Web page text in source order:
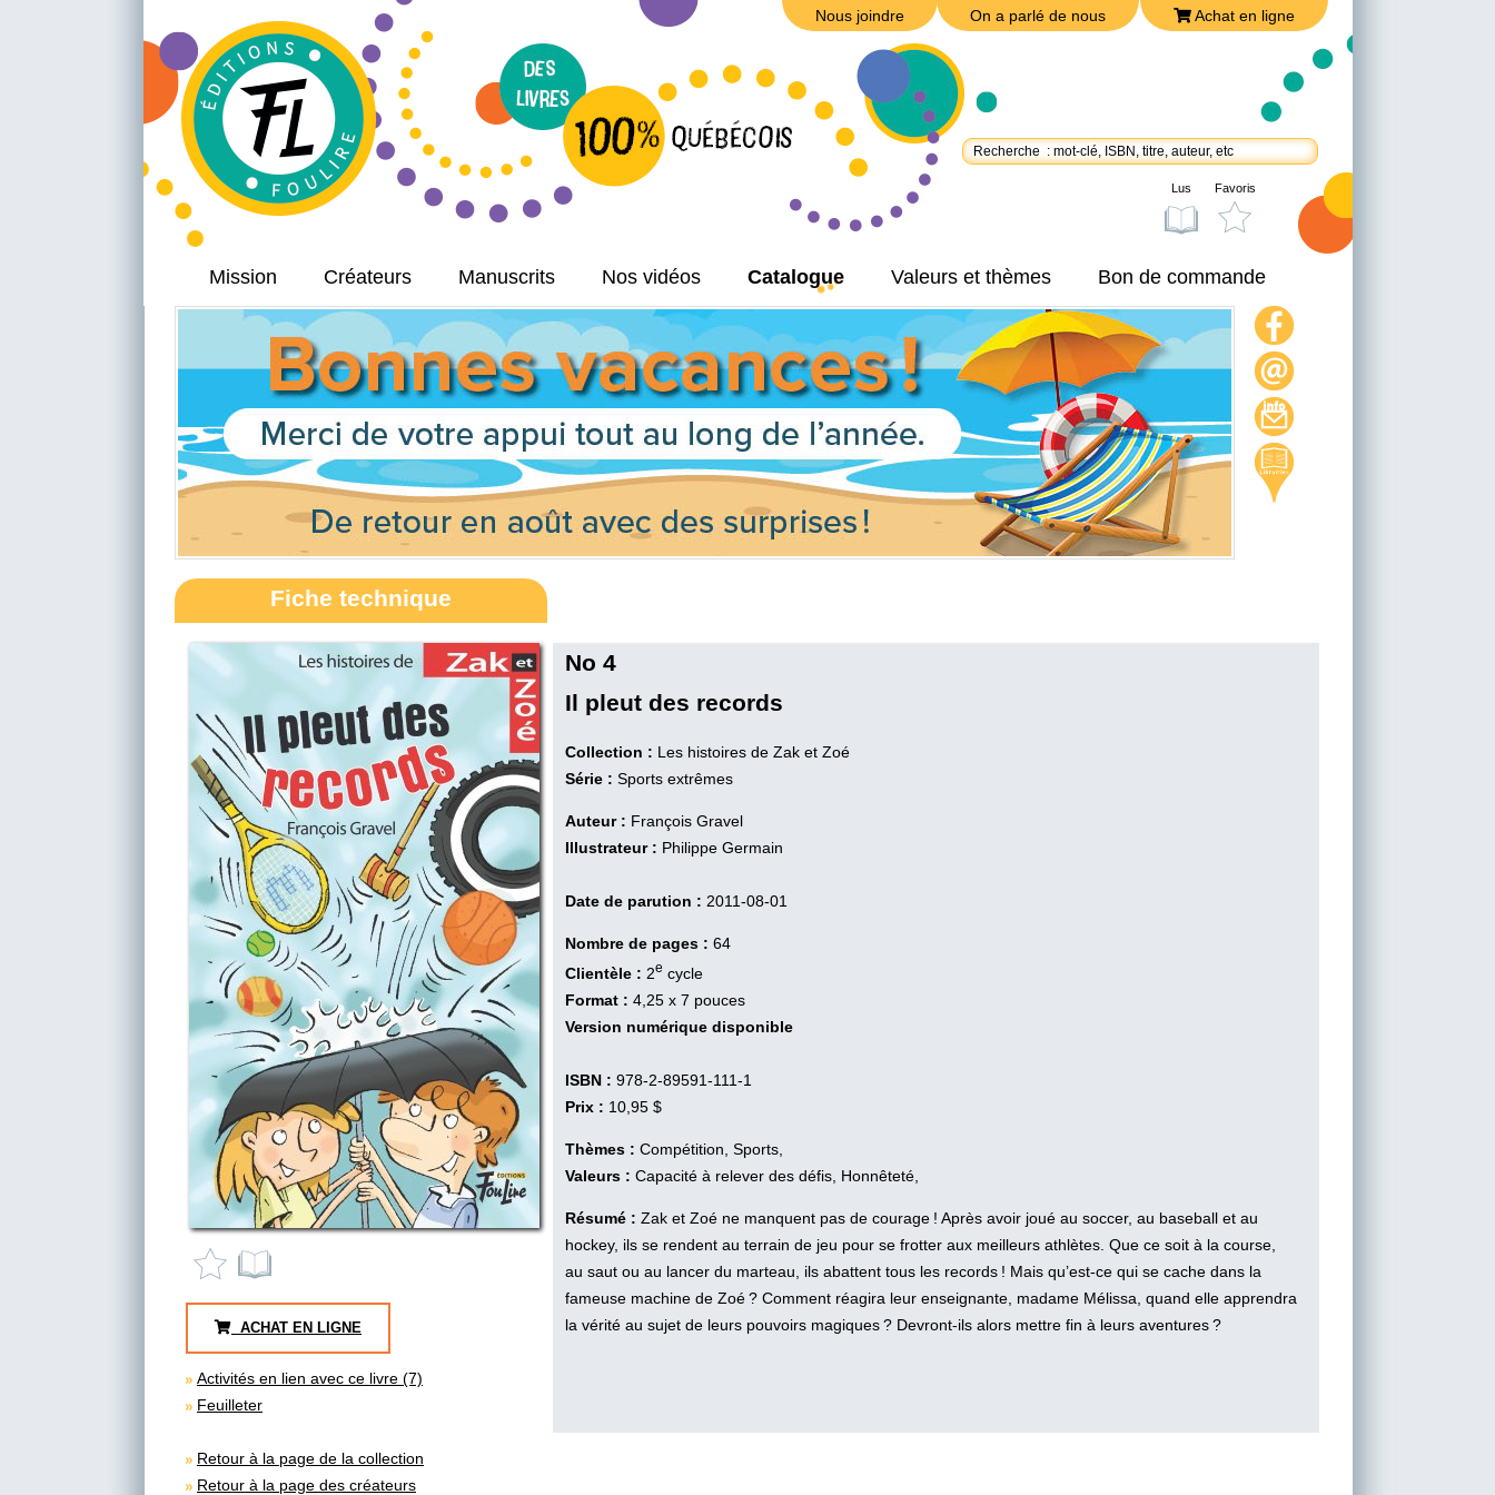
Nous joindre On a parlé de nous Achat en ligne
Mission Créateurs Manuscrits Nos vidéos Catalogue Valeurs et thèmes Bon de commande
On a parlé de nous
Achat en ligne
Nous joindre
Politique de confidentialité
Lus Favoris
Fiche technique
ACHAT EN LIGNE
Activités en lien avec ce livre (7)
Feuilleter
Retour à la page de la collection
Retour à la page des créateurs
No 4
Il pleut des records
Collection : Les histoires de Zak et Zoé
Série : Sports extrêmes
Auteur : François Gravel
Illustrateur : Philippe Germain
Date de parution : 2011-08-01
Nombre de pages : 64
Clientèle : 2e cycle
Format : 4,25 x 7 pouces
Version numérique disponible
ISBN : 978-2-89591-111-1
Prix : 10,95 $
Thèmes : Compétition, Sports,
Valeurs : Capacité à relever des défis, Honnêteté,
Résumé : Zak et Zoé ne manquent pas de courage ! Après avoir joué au soccer, au baseball et au
hockey, ils se rendent au terrain de jeu pour se frotter aux meilleurs athlètes. Que ce soit à la course,
au saut ou au lancer du marteau, ils abattent tous les records ! Mais qu’est-ce qui se cache dans la
fameuse machine de Zoé ? Comment réagira leur enseignante, madame Mélissa, quand elle apprendra
la vérité au sujet de leurs pouvoirs magiques ? Devront-ils alors mettre fin à leurs aventures ?